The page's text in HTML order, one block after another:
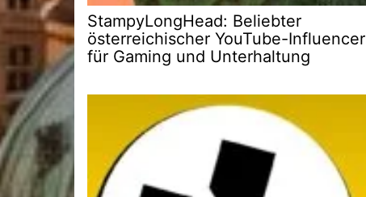
StampyLongHead: Beliebter
österreichischer YouTube-Influencer
für Gaming und Unterhaltung